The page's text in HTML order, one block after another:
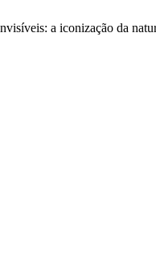
a iconização da